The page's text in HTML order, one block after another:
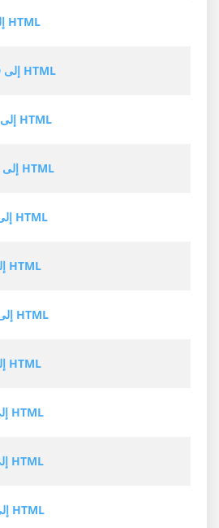
TXT إلى HTML
WORD إلى HTML
DOCX إلى HTML
EXCEL إلى HTML
XLSX إلى HTML
PPT إلى HTML
PPTX إلى HTML
XPS إلى HTML
ODT إلى HTML
ODS إلى HTML
ODP إلى HTML